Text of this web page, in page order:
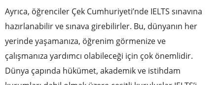
Ayrıca, öğrenciler Çek Cumhuriyeti’nde IELTS sınavına
hazırlanabilir ve sınava girebilirler. Bu, dünyanın her
yerinde yaşamanıza, öğrenim görmenize ve
çalışmanıza yardımcı olabileceği için çok önemlidir.
Dünya çapında hükümet, akademik ve istihdam